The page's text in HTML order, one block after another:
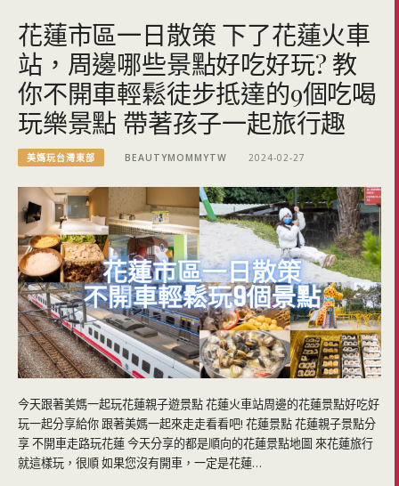
花蓮市區一日散策 下了花蓮火車
站，周邊哪些景點好吃好玩? 教
你不開車輕鬆徒步抵達的9個吃喝
玩樂景點 帶著孩子一起旅行趣
美媽玩台灣東部 BEAUTYMOMMYTW 2024-02-27
今天跟著美媽一起玩花蓮親子遊景點 花蓮火車站周邊的花蓮景點好吃好
玩一起分享給你 跟著美媽一起來走走看看吧! 花蓮景點 花蓮親子景點分
享 不開車走路玩花蓮 今天分享的都是順向的花蓮景點地圖 來花蓮旅行
就這樣玩，很順 如果您沒有開車，一定是花蓮…